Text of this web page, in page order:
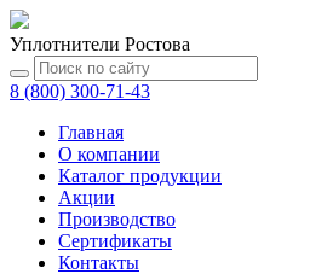
Уплотнители Ростова
8 (800) 300-71-43
Главная
О компании
Каталог продукции
Акции
Производство
Сертификаты
Контакты